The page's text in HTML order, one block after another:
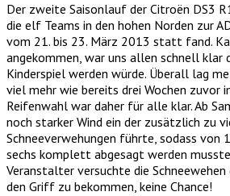
Der zweite Saisonlauf der Citroën DS3
die elf Teams in den hohen Norden zur
vom 21. bis 23. März 2013 statt fand.
angekommen, war uns allen schnell klar
Kinderspiel werden würde. Überall lag
viel mehr wie bereits drei Wochen zuvor
Reifenwahl war daher für alle klar. Ab
noch starker Wind ein der zusätzlich zu
Schneeverwehungen führte, sodass von
sechs komplett abgesagt werden
Veranstalter versuchte die Schneewehen
den Griff zu bekommen, keine Chance!